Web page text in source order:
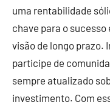
uma rentabilidade
chave para o
visão de longo prazo.
participe de
sempre atualizado
investimento. Com